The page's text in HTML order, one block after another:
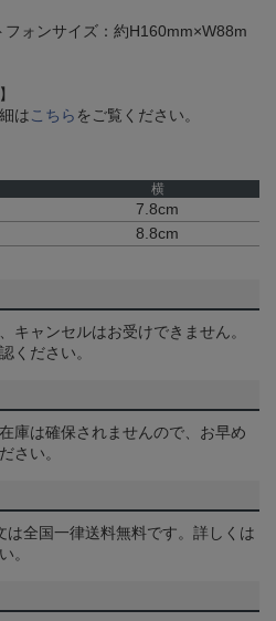
ォンサイズ：約H160mm×W88m
は こちら をご覧ください。
横
7.8cm
8.8cm
キャンセルはお受けできません。
ください。
庫は確保されませんので、お早め
さい。
全国一律送料無料です。詳しくは
。